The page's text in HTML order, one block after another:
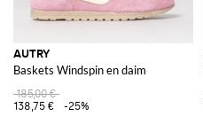
AUTRY
Baskets Windspin en daim
185,00 €
138,75 €
-25%